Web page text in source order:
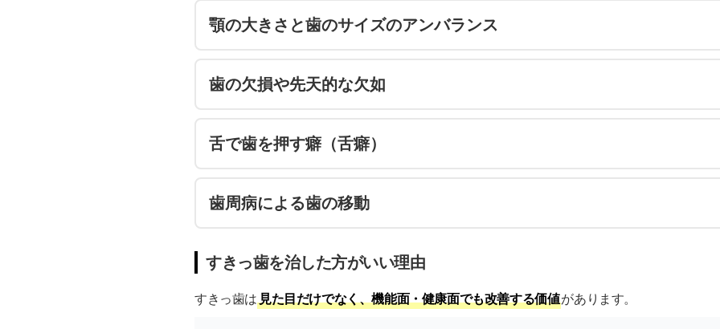
顎の大きさと歯のサイズのアンバランス
歯の欠損や先天的な欠如
舌で歯を押す癖（舌癖）
歯周病による歯の移動
すきっ歯を治した方がいい理由
すきっ歯は 見た目だけでなく、機能面・健康面でも改善する価値があります。